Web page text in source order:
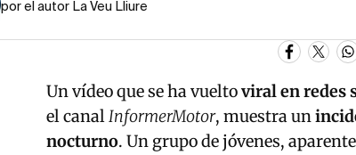
por el autor La Veu Lliure
Un vídeo que se ha vueltoviral en redes
el canalInformerMotor, muestra un
nocturno. Un grupo de jóvenes,